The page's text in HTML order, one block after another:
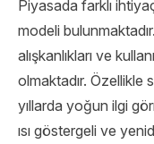
Piyasada farklı
modeli
alışkanlıkları ve
olmaktadır. Özellikle
yıllarda yoğun ilgi
ısı göstergeli ve